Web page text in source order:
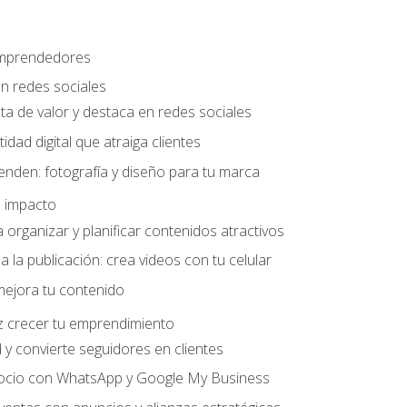
redes sociales
de valor y destaca en redes sociales
digital que atraiga clientes
fotografía y diseño para tu marca
organizar y planificar contenidos atractivos
la publicación: crea videos con tu celular
tu contenido
crecer tu emprendimiento
convierte seguidores en clientes
con WhatsApp y Google My Business